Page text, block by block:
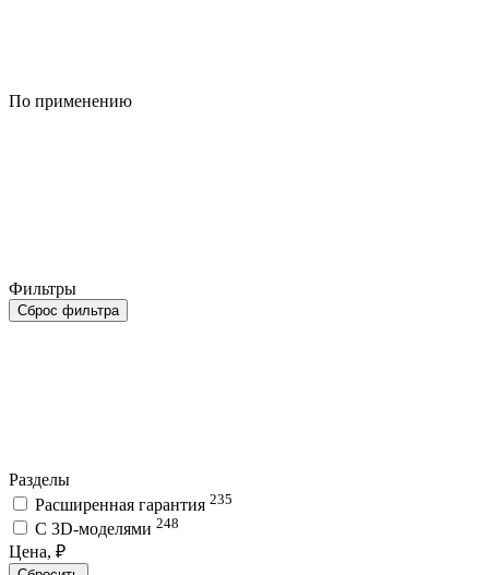
По применению
Фильтры
Сброс фильтра
Разделы
Расширенная гарантия 235
C 3D-моделями 248
Цена, ₽